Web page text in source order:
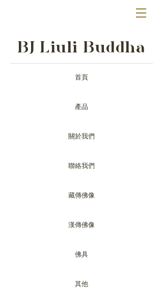
BJ Liuli Buddha
首頁
產品
關於我們
聯絡我們
藏傳佛像
漢傳佛像
佛具
其他